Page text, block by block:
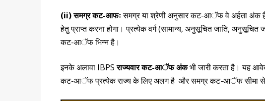
(ii)समग्र कट-आफःसमग्र या श्रेणी अनुसार कट-आॅफ वे अर्हता अंक है
हेतु प्राप्त करना होगा। प्रत्येक वर्ग (सामान्य, अनुसूचित जाति,
कट-आॅफ भिन्न है।
इनके अलावा IBPSराज्यवार कट-आॅफ अंकभी जारी करता है। यह
कट-आॅफ प्रत्येक राज्य के लिए अलग है और समग्र कट-आॅफ सीमा से